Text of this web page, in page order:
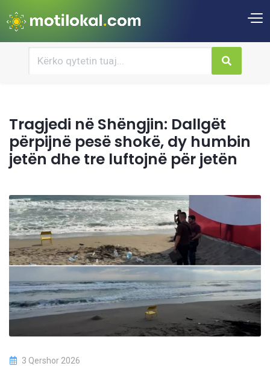
Tragjedi në Shëngjin: Dallgët
përpijnë pesë shokë, dy humbin
jetën dhe tre luftojnë për jetën
3 Qershor 2026